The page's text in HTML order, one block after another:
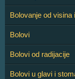
Bolovanje od
Bolovi
Bolovi od radijacije
Bolovi u glavi i